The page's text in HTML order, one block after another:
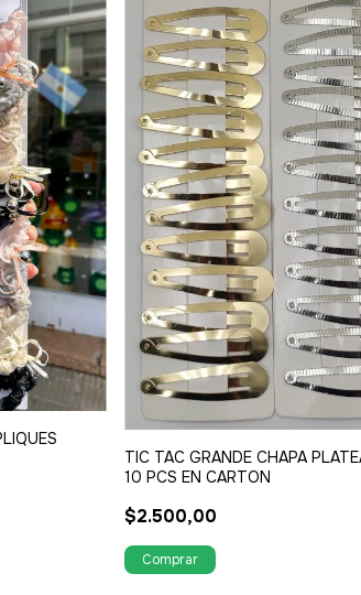
TIC TAC GRANDE CHAPA
10 PCS EN CARTON
$2.500,00